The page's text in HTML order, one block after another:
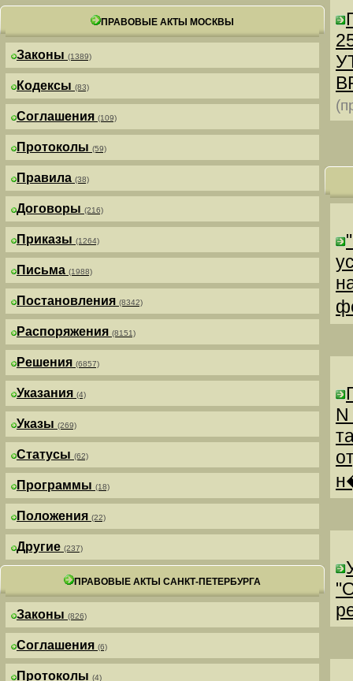
ПРАВОВЫЕ АКТЫ МОСКВЫ
Законы (1389)
Кодексы (83)
Соглашения (109)
Протоколы (59)
Правила (38)
Договоры (216)
Приказы (1264)
Письма (1988)
Постановления (8342)
Распоряжения (8151)
Решения (6857)
Указания (4)
Указы (269)
Статусы (62)
Программы (18)
Положения (22)
Другие (237)
ПРАВОВЫЕ АКТЫ САНКТ-ПЕТЕРБУРГА
Законы (826)
Соглашения (6)
Протоколы (4)